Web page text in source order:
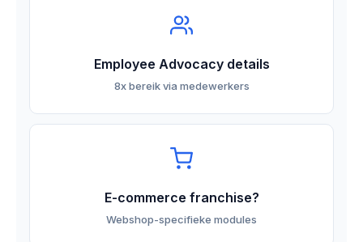
Employee Advocacy details
8x bereik via medewerkers
E-commerce franchise?
Webshop-specifieke modules